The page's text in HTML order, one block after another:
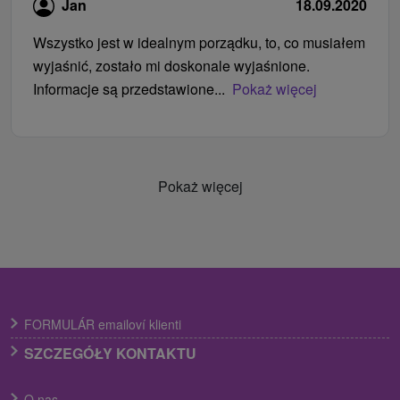
Jan
18.09.2020
Wszystko jest w idealnym porządku, to, co musiałem
wyjaśnić, zostało mi doskonale wyjaśnione.
Informacje są przedstawione... Pokaż więcej
Pokaż więcej
FORMULÁR emailoví klienti
SZCZEGÓŁY KONTAKTU